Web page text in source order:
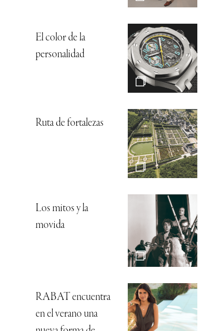
El color de la
personalidad
Ruta de fortalezas
Los mitos y la
movida
RABAT encuentra
en el verano una